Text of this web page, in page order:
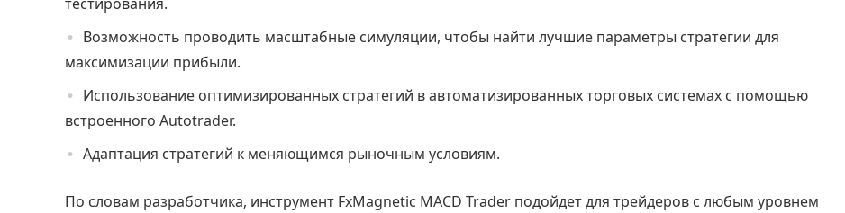
Возможность проводить масштабные симуляции, чтобы найти лучшие параметры стратегии для
максимизации прибыли.
Использование оптимизированных стратегий в автоматизированных торговых системах с помощью
встроенного Autotrader.
Адаптация стратегий к меняющимся рыночным условиям.
По словам разработчика, инструмент FxMagnetic MACD Trader подойдет для трейдеров с любым уровнем